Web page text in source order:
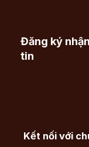
Đăng ký nhận
tin
Kết nối với